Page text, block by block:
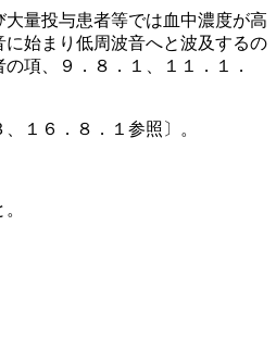
量投与患者等では血中濃度が高
始まり低周波音へと波及するの
項、９．８．１、１１．１．
１６．８．１参照〕。